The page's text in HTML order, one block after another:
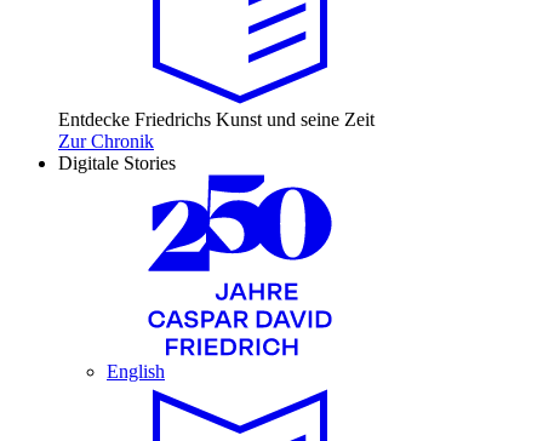
Entdecke Friedrichs Kunst und seine Zeit
Zur Chronik
Digitale Stories
English